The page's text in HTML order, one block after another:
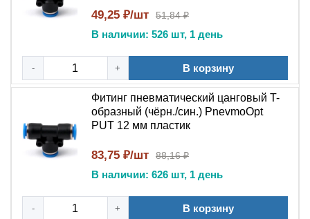
Температура эксплуатации: от -20 °C до +60 °C
Рабочая среда: сжатый воздух, вакуум
Применяемые трубки: полиуретан (PU), нейлон
(PA)
Основное назначение и условия
эксплуатации
Т-образный фитинг PUT применяется для
разветвления пневматических линий, обеспечивая
подключение двух трубок к одной магистрали под углом
нейлоновыми трубками соответствующих диаметров .
49,25 ₽/шт 51,84 ₽
В наличии: 526 шт, 1 день
- + В корзину
Фитинг пневматический цанговый T-
образный (чёрн./син.) PnevmoOpt
PUT 12 мм пластик
83,75 ₽/шт 88,16 ₽
В наличии: 626 шт, 1 день
- + В корзину